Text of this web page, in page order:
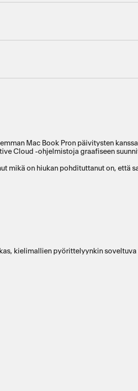
Mac Book Pron päivitysten
Cloud -ohjelmistoja graafiseen
mikä on hiukan pohdituttanut on, että
kielimallien pyörittelyynkin